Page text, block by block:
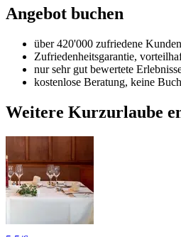
Angebot buchen
über 420'000 zufriedene Kunden
Zufriedenheitsgarantie,
nur sehr gut bewertete
kostenlose Beratung, keine
Weitere Kurzurlaube